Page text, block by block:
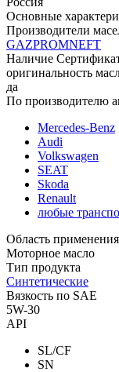
Основные
Производители
GAZPROMNEFT
Наличие
оригинальность
да
По производителю
Mercedes-Benz
Audi
Volkswagen
SEAT
Skoda
Renault
любые
Область применения
Моторное масло
Тип продукта
Синтетические
Вязкость по SAE
5W-30
API
SL/CF
SN